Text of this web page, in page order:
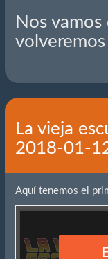
Nos
volveremos
La vieja
2018-01-
Aquí tenemos el